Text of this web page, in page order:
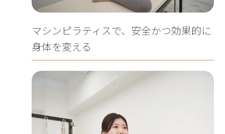
マシンピラティスで、安全かつ効果的に
身体を変える